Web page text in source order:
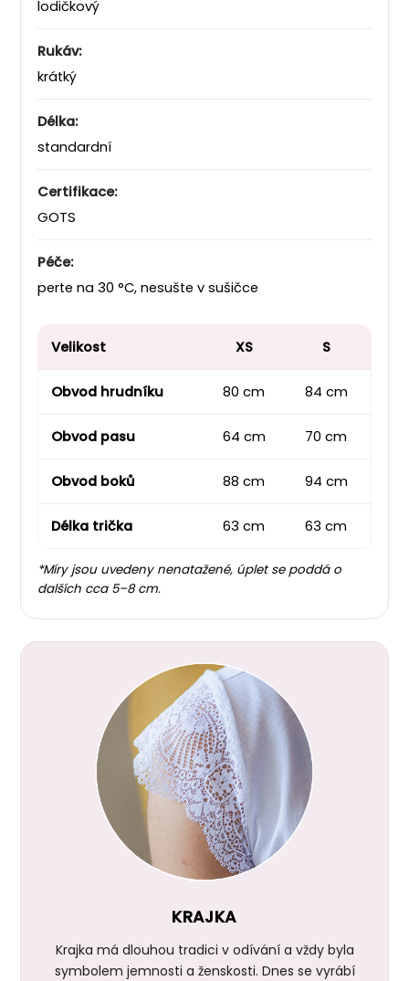
lodičkový
Rukáv:
krátký
Délka:
standardní
Certifikace:
GOTS
Péče:
perte na 30 °C, nesušte v sušičce
Velikost XS S
Obvod hrudníku 80 cm 84 cm
Obvod pasu 64 cm 70 cm
Obvod boků 88 cm 94 cm
Délka trička 63 cm 63 cm
*Míry jsou uvedeny nenatažené, úplet se poddá o
dalších cca 5–8 cm.
KRAJKA
Krajka má dlouhou tradici v odívání a vždy byla
symbolem jemnosti a ženskosti. Dnes se vyrábí